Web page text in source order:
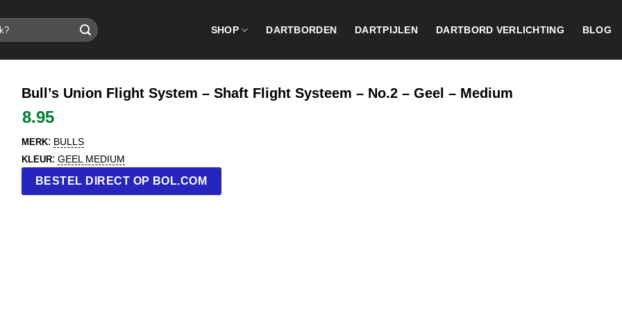
SHOP DARTBORDEN DARTPIJLEN DARTBORD VERLICHTING BLOG
Bull’s Union Flight System – Shaft Flight Systeem – No.2 – Geel – Medium
8.95
MERK: BULLS
KLEUR: GEEL MEDIUM
BESTEL DIRECT OP BOL.COM